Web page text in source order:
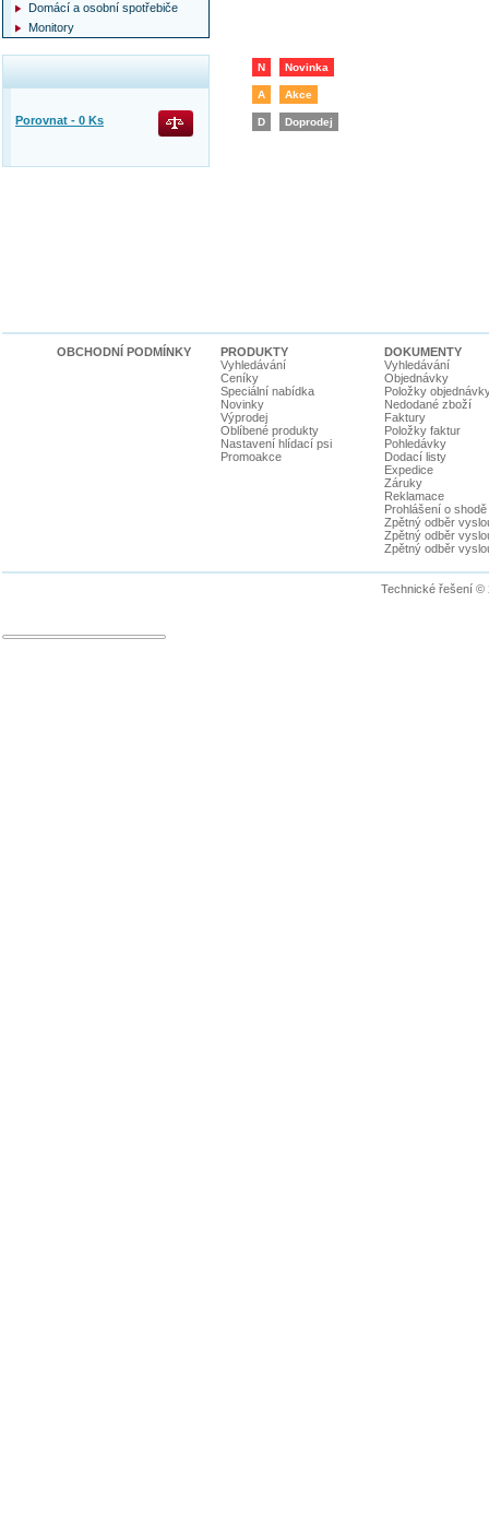
N Novinka
A Akce
D Doprodej
Domácí a osobní spotřebiče
Monitory
Porovnat - 0 Ks
OBCHODNÍ PODMÍNKY
PRODUKTY
Vyhledávání
Ceníky
Speciální nabídka
Novinky
Výprodej
Oblíbené produkty
Nastavení hlídací psi
Promoakce
DOKUMENTY
Vyhledávání
Objednávky
Položky
Nedodané zboží
Faktury
Položky faktur
Pohledávky
Dodací listy
Expedice
Záruky
Reklamace
Prohlášení o shodě
Zpětný odběr
Zpětný odběr
Zpětný odběr
Technické řešení ©